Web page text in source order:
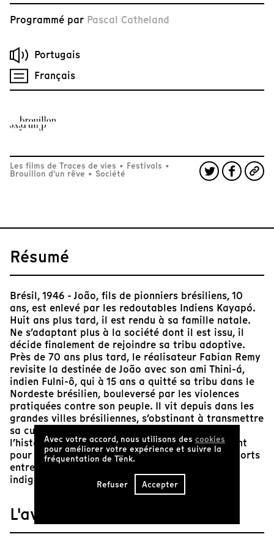
Programmé par Pascal Catheland
Portugais
Français
Les films de Traces de vies • Festivals •
Brouillon d'un rêve • Société
Résumé
Brésil, 1946 - João, fils de pionniers brésiliens, 10
ans, est enlevé par les redoutables Indiens Kayapó.
Huit ans plus tard, il est rendu à sa famille natale.
Ne s’adaptant plus à la société dont il est issu, il
décide finalement de rejoindre sa tribu adoptive.
Près de 70 ans plus tard, le réalisateur Fabian Remy
revisite la destinée de João avec son ami Thini-á,
indien Fulni-ô, qui à 15 ans a quitté sa tribu dans le
Nordeste brésilien, bouleversé par les violences
pratiquées contre son peuple. Il vit depuis dans les
grandes villes brésiliennes, s’obstinant à transmettre
sa culture à un public urbain. Progressivement,
l’histoire de João et celle de Thini-á s’entremêlent
pour poser un regard contemporain sur les rapports
entre la société brésilienne et les minorités
indigènes.
L'avis de Tënk
Avec votre accord, nous utilisons des cookies
pour améliorer votre expérience et suivre la
fréquentation de Tënk.
Refuser Accepter